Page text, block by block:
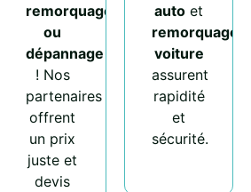
remorquage
ou
dépannage
! Nos
partenaires
offrent
un prix
juste et
devis
auto et
remorquage
voiture
assurent
rapidité
et
sécurité.